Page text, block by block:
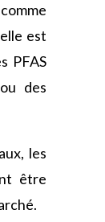
est
PFAS
des
les
être